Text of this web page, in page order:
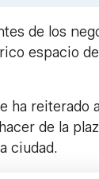
de los
espacio
ha reiterado
de la
ciudad.